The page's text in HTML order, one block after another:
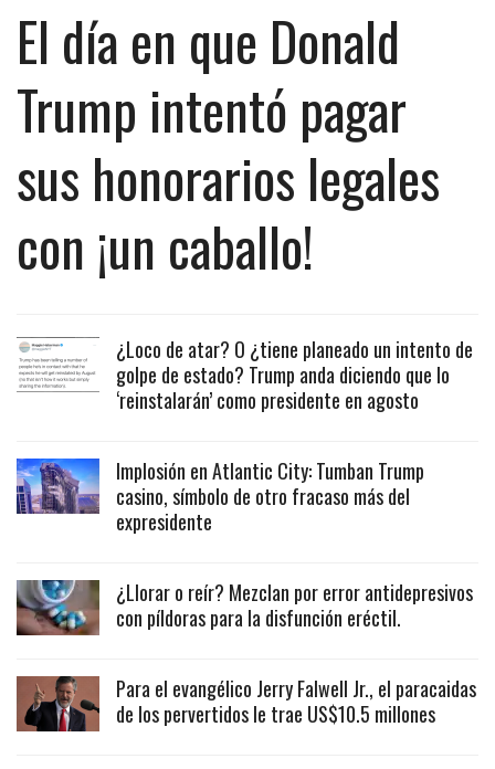
El día en que Donald
Trump intentó pagar
sus honorarios legales
con ¡un caballo!
¿Loco de atar? O ¿tiene planeado un intento de
golpe de estado? Trump anda diciendo que lo
‘reinstalarán’ como presidente en agosto
Implosión en Atlantic City: Tumban Trump
casino, símbolo de otro fracaso más del
expresidente
¿Llorar o reír? Mezclan por error antidepresivos
con píldoras para la disfunción eréctil.
Para el evangélico Jerry Falwell Jr., el paracaidas
de los pervertidos le trae US$10.5 millones